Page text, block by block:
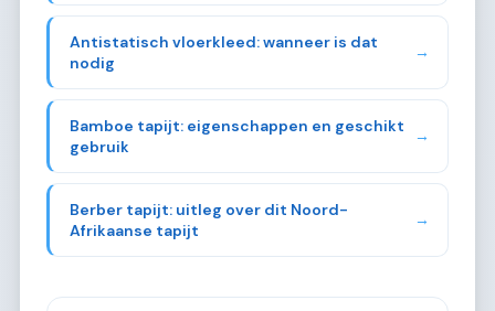
Antistatisch vloerkleed: wanneer is dat
nodig
→
Bamboe tapijt: eigenschappen en geschikt
gebruik
→
Berber tapijt: uitleg over dit Noord-
Afrikaanse tapijt
→